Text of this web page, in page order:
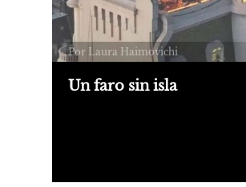
Por Laura Haimovichi
Un faro sin isla